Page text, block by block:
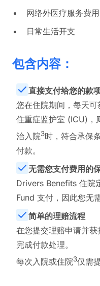
网络外医疗服务费用
日常生活开支
包含内容：
直接支付给您的款
您在住院期间，每天
住重症监护室 (ICU)，
治入院3时，符合承保
付款。
无需您支付费用的
Drivers Benefits 住院
Fund 支付，因此您无
简单的理赔流程
在您提交理赔申请并
完成付款处理。
每次入院或住院3仅需